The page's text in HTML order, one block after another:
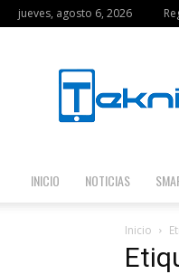
jueves, agosto 6, 2026
INICIO NOTICIAS
Inicio